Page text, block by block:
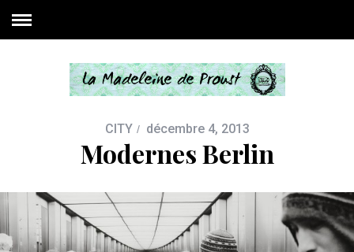
CITY décembre 4, 2013
Modernes Berlin